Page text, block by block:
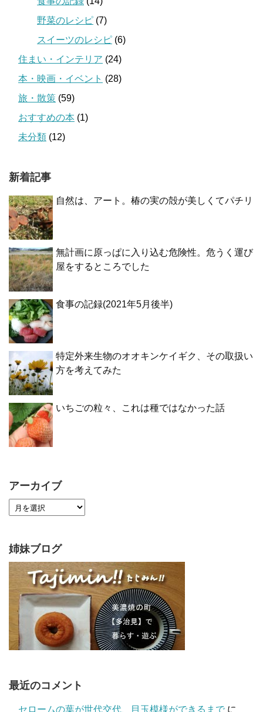
野菜のレシピ (7)
スイーツのレシピ (6)
住まい・インテリア (24)
本・映画・イベント (28)
旅・散策 (59)
おすすめの本 (1)
未分類 (12)
新着記事
自然は、アート。椿の実の殻が美しくてパチリ
無計画に原っぱに入り込む危険性。危うく運び
屋をするところでした
食事の記録(2021年5月後半)
特定外来生物のオオキンケイギク、その取扱い
方を考えてみた
いちごの粒々、これは種ではなかった話
アーカイブ
姉妹ブログ
最近のコメント
セロームの葉が世代交代、目玉模様ができるまで に